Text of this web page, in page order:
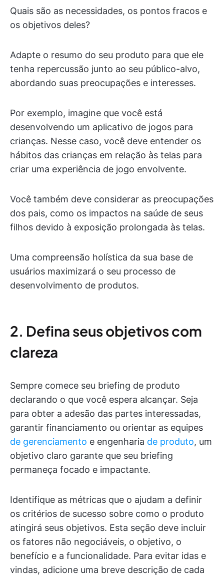
Quais são as necessidades, os pontos fracos e
os objetivos deles?
Adapte o resumo do seu produto para que ele
tenha repercussão junto ao seu público-alvo,
abordando suas preocupações e interesses.
Por exemplo, imagine que você está
desenvolvendo um aplicativo de jogos para
crianças. Nesse caso, você deve entender os
hábitos das crianças em relação às telas para
criar uma experiência de jogo envolvente.
Você também deve considerar as preocupações
dos pais, como os impactos na saúde de seus
filhos devido à exposição prolongada às telas.
Uma compreensão holística da sua base de
usuários maximizará o seu processo de
desenvolvimento de produtos.
2. Defina seus objetivos com
clareza
Sempre comece seu briefing de produto
declarando o que você espera alcançar. Seja
para obter a adesão das partes interessadas,
garantir financiamento ou orientar as equipes
de gerenciamento e engenharia de produto, um
objetivo claro garante que seu briefing
permaneça focado e impactante.
Identifique as métricas que o ajudam a definir
os critérios de sucesso sobre como o produto
atingirá seus objetivos. Esta seção deve incluir
os fatores não negociáveis, o objetivo, o
benefício e a funcionalidade. Para evitar idas e
vindas, adicione uma breve descrição de cada